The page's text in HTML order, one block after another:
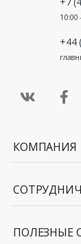
+44
КОМПАНИЯ
ПОЛЕЗНЫЕ